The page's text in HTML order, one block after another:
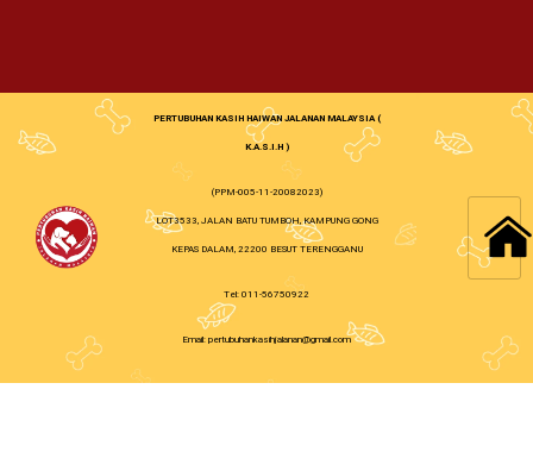
PERTUBUHAN KASIH HAIWAN JALANAN MALAYSIA (
K.A.S.I.H )
(PPM-005-11-20082023)
LOT3533, JALAN BATU TUMBOH, KAMPUNG GONG
KEPAS DALAM, 22200 BESUT TERENGGANU
Tel: 011-56750922
Email: pertubuhankasihjalanan@gmail.com